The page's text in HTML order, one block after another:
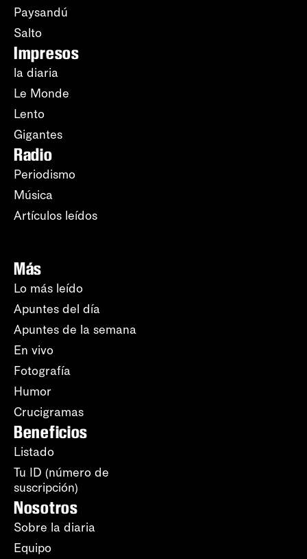
Paysandú
Salto
Impresos
la diaria
Le Monde
Lento
Gigantes
Radio
Periodismo
Música
Artículos leídos
Más
Lo más leído
Apuntes del día
Apuntes de la semana
En vivo
Fotografía
Humor
Crucigramas
Beneficios
Listado
Tu ID (número de
suscripción)
Nosotros
Sobre la diaria
Equipo